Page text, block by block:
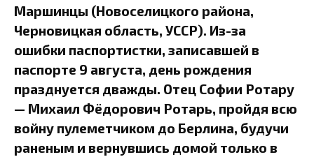
Маршинцы (Новоселицкого района,
Черновицкая область, УССР). Из-за
ошибки паспортистки, записавшей в
паспорте 9 августа, день рождения
празднуется дважды. Отец Софии Ротару
— Михаил Фёдорович Ротарь, пройдя всю
войну пулеметчиком до Берлина, будучи
раненым и вернувшись домой только в